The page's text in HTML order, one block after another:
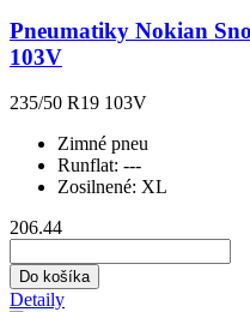
Pneumatiky Nokian
103V
235/50 R19 103V
Zimné pneu
Runflat: ---
Zosilnené: XL
206.44
Do košíka
Detaily